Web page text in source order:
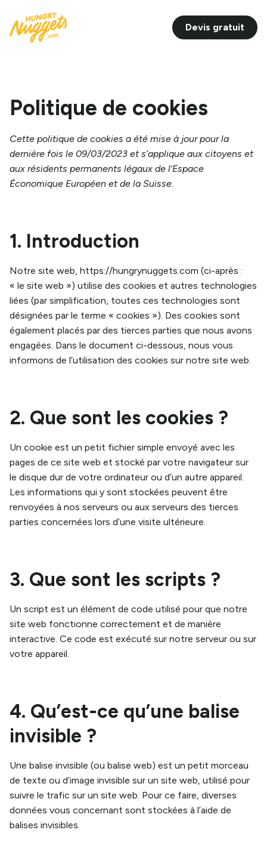
Devis gratuit
Politique de cookies
Cette politique de cookies a été mise à jour pour la
dernière fois le 09/03/2023 et s’applique aux citoyens et
aux résidents permanents légaux de l’Espace
Économique Européen et de la Suisse.
1. Introduction
Notre site web, https://hungrynuggets.com (ci-après :
« le site web ») utilise des cookies et autres technologies
liées (par simplification, toutes ces technologies sont
désignées par le terme « cookies »). Des cookies sont
également placés par des tierces parties que nous avons
engagées. Dans le document ci-dessous, nous vous
informons de l’utilisation des cookies sur notre site web.
2. Que sont les cookies ?
Un cookie est un petit fichier simple envoyé avec les
pages de ce site web et stocké par votre navigateur sur
le disque dur de votre ordinateur ou d’un autre appareil.
Les informations qui y sont stockées peuvent être
renvoyées à nos serveurs ou aux serveurs des tierces
parties concernées lors d’une visite ultérieure.
3. Que sont les scripts ?
Un script est un élément de code utilisé pour que notre
site web fonctionne correctement et de manière
interactive. Ce code est exécuté sur notre serveur ou sur
votre appareil.
4. Qu’est-ce qu’une balise
invisible ?
Une balise invisible (ou balise web) est un petit morceau
de texte ou d’image invisible sur un site web, utilisé pour
suivre le trafic sur un site web. Pour ce faire, diverses
données vous concernant sont stockées à l’aide de
balises invisibles.